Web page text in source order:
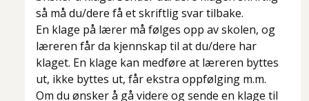
så må du/dere få et skriftlig svar tilbake.
En klage på lærer må følges opp av skolen, og
læreren får da kjennskap til at du/dere har
klaget. En klage kan medføre at læreren byttes
ut, ikke byttes ut, får ekstra oppfølging m.m.
Om du ønsker å gå videre og sende en klage til